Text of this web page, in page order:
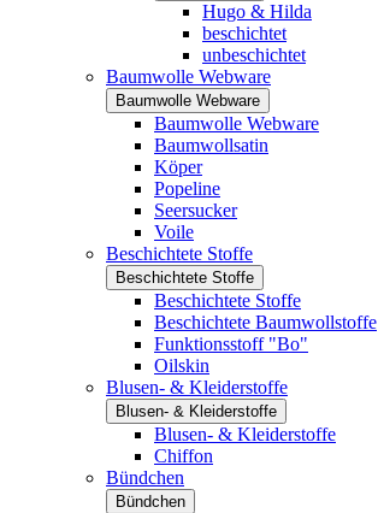
Hugo & Hilda
beschichtet
unbeschichtet
Baumwolle Webware
Baumwolle Webware
Baumwolle Webware
Baumwollsatin
Köper
Popeline
Seersucker
Voile
Beschichtete Stoffe
Beschichtete Stoffe
Beschichtete Stoffe
Beschichtete Baumwollstoffe
Funktionsstoff "Bo"
Oilskin
Blusen- & Kleiderstoffe
Blusen- & Kleiderstoffe
Blusen- & Kleiderstoffe
Chiffon
Bündchen
Bündchen